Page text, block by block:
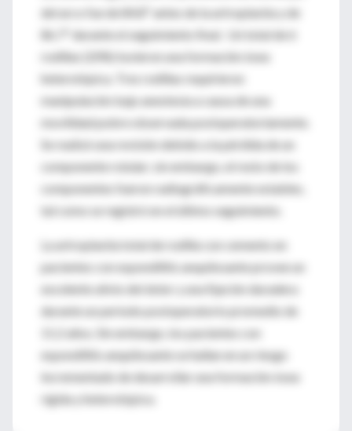
del arco fue de 84.8º antes de la artroplastía y de
86.7º durante el seguimiento final. Un total de 6
rodillas (20%) tuvieron una formación ósea
heterotópica. Tres rodillas requirieron
manipulación bajo anestesia a causa de una
movilidad pobre observada postoperatoriamente.
Se realizó una revisión debido a la pérdida de un
componente rotular; sin embargo, el resto de los
componentes fueron radiográficamente estables,
tal como se registró en el último seguimiento.
La artroplastía total de rodilla con cemento en
pacientes con espondilitis anquilosante provee un
excelente alivio del dolor y una fijación duradera
durante un período postoperatorio promedio de
11.2 años. Sin embargo, los pacientes con
espondilitis anquilosante se hallan en un riesgo
incrementado de desarrollar una formación ósea
rígida y heterotópica.